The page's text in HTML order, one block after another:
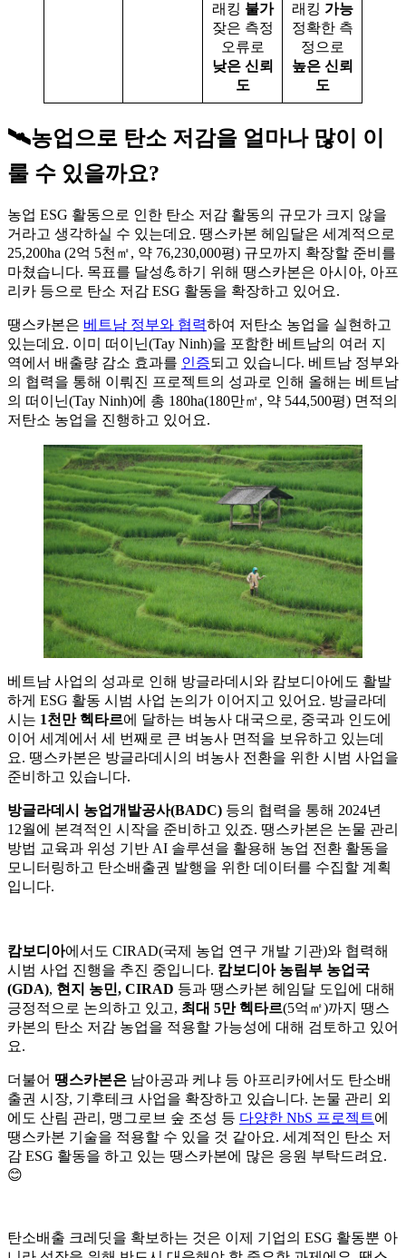
래킹 불가
잦은 측정
오류로
낮은 신뢰
도
래킹 가능
정확한 측
정으로
높은 신뢰
도
🛰️농업으로 탄소 저감을 얼마나 많이 이
룰 수 있을까요?
농업 ESG 활동으로 인한 탄소 저감 활동의 규모가 크지 않을
거라고 생각하실 수 있는데요. 땡스카본 헤임달은 세계적으로
25,200ha (2억 5천㎡, 약 76,230,000평) 규모까지 확장할 준비를
마쳤습니다. 목표를 달성💪하기 위해 땡스카본은 아시아, 아프
리카 등으로 탄소 저감 ESG 활동을 확장하고 있어요.
땡스카본은 베트남 정부와 협력하여 저탄소 농업을 실현하고
있는데요. 이미 떠이닌(Tay Ninh)을 포함한 베트남의 여러 지
역에서 배출량 감소 효과를 인증되고 있습니다. 베트남 정부와
의 협력을 통해 이뤄진 프로젝트의 성과로 인해 올해는 베트남
의 떠이닌(Tay Ninh)에 총 180ha(180만㎡, 약 544,500평) 면적의
저탄소 농업을 진행하고 있어요.
베트남 사업의 성과로 인해 방글라데시와 캄보디아에도 활발
하게 ESG 활동 시범 사업 논의가 이어지고 있어요. 방글라데
시는 1천만 헥타르에 달하는 벼농사 대국으로, 중국과 인도에
이어 세계에서 세 번째로 큰 벼농사 면적을 보유하고 있는데
요. 땡스카본은 방글라데시의 벼농사 전환을 위한 시범 사업을
준비하고 있습니다.
방글라데시 농업개발공사(BADC) 등의 협력을 통해 2024년
12월에 본격적인 시작을 준비하고 있죠. 땡스카본은 논물 관리
방법 교육과 위성 기반 AI 솔루션을 활용해 농업 전환 활동을
모니터링하고 탄소배출권 발행을 위한 데이터를 수집할 계획
입니다.
캄보디아에서도 CIRAD(국제 농업 연구 개발 기관)와 협력해
시범 사업 진행을 추진 중입니다. 캄보디아 농림부 농업국
(GDA), 현지 농민, CIRAD 등과 땡스카본 헤임달 도입에 대해
긍정적으로 논의하고 있고, 최대 5만 헥타르(5억㎡)까지 땡스
카본의 탄소 저감 농업을 적용할 가능성에 대해 검토하고 있어
요.
더불어 땡스카본은 남아공과 케냐 등 아프리카에서도 탄소배
출권 시장, 기후테크 사업을 확장하고 있습니다. 논물 관리 외
에도 산림 관리, 맹그로브 숲 조성 등 다양한 NbS 프로젝트에
땡스카본 기술을 적용할 수 있을 것 같아요. 세계적인 탄소 저
감 ESG 활동을 하고 있는 땡스카본에 많은 응원 부탁드려요.
😊
탄소배출 크레딧을 확보하는 것은 이제 기업의 ESG 활동뿐 아